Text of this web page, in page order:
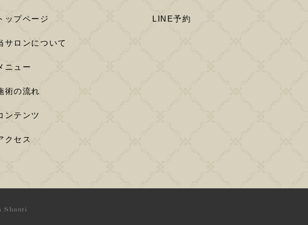
ップページ
サロンについて
ニュー
術の流れ
ンテンツ
クセス
LINE予約
Shanti